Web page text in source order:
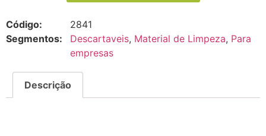
Código:
2841
Segmentos:
Descartaveis, Material de Limpeza, Para
empresas
Descrição